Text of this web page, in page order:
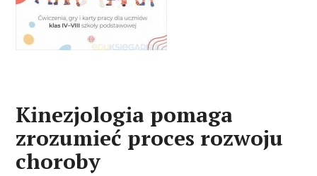
Kinezjologia pomaga
zrozumieć proces rozwoju
choroby